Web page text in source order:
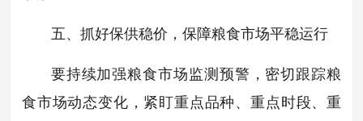
五、抓好保供稳价，保障粮食市场平稳运行
要持续加强粮食市场监测预警，密切跟踪粮
食市场动态变化，紧盯重点品种、重点时段、重